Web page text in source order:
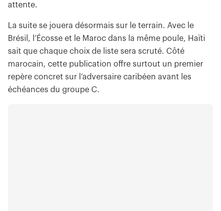
attente.
La suite se jouera désormais sur le terrain. Avec le
Brésil, l’Écosse et le Maroc dans la même poule, Haïti
sait que chaque choix de liste sera scruté. Côté
marocain, cette publication offre surtout un premier
repère concret sur l’adversaire caribéen avant les
échéances du groupe C.